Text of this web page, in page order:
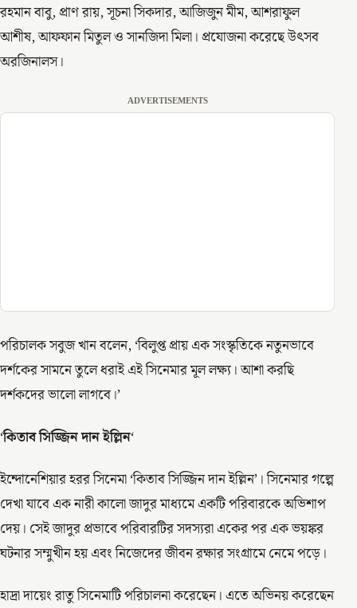
রহমান বাবু, প্রাণ রায়, সূচনা সিকদার, আজিজুন মীম, আশরাফুল
আশীষ, আফফান মিতুল ও সানজিদা মিলা। প্রযোজনা করেছে উৎসব
অরজিনালস।
ADVERTISEMENTS
পরিচালক সবুজ খান বলেন, ‘বিলুপ্ত প্রায় এক সংস্কৃতিকে নতুনভাবে
দর্শকের সামনে তুলে ধরাই এই সিনেমার মূল লক্ষ্য। আশা করছি
দর্শকদের ভালো লাগবে।’
‘কিতাব সিজ্জিন দান ইল্লিন‘
ইন্দোনেশিয়ার হরর সিনেমা ‘কিতাব সিজ্জিন দান ইল্লিন’। সিনেমার গল্পে
দেখা যাবে এক নারী কালো জাদুর মাধ্যমে একটি পরিবারকে অভিশাপ
দেয়। সেই জাদুর প্রভাবে পরিবারটির সদস্যরা একের পর এক ভয়ঙ্কর
ঘটনার সম্মুখীন হয় এবং নিজেদের জীবন রক্ষার সংগ্রামে নেমে পড়ে।
হাদ্রা দায়েং রাতু সিনেমাটি পরিচালনা করেছেন। এতে অভিনয় করেছেন